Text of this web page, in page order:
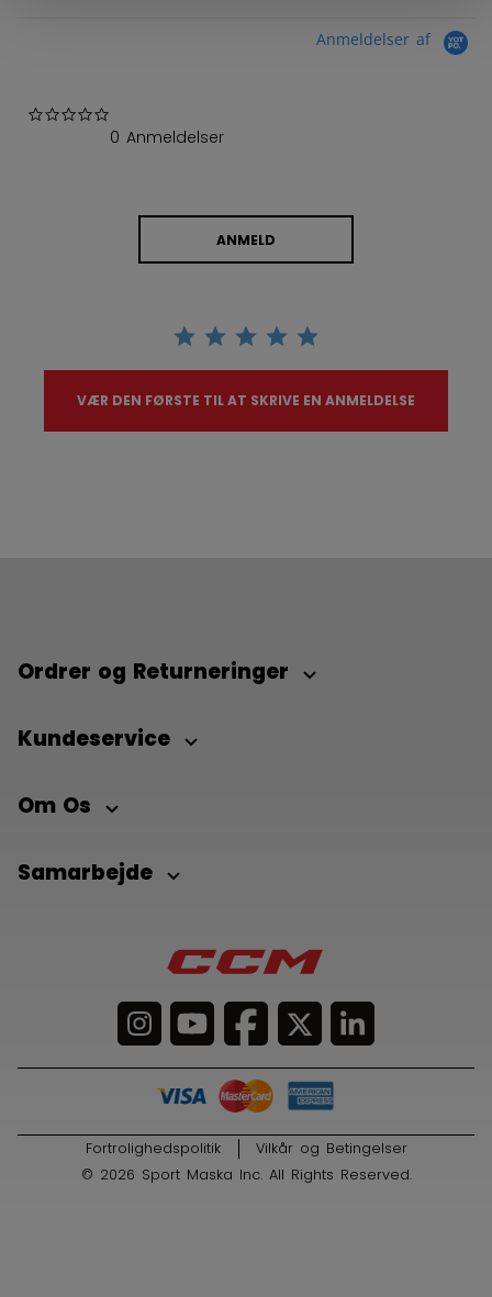
Anmeldelser af
0 Anmeldelser
ANMELD
VÆR DEN FØRSTE TIL AT SKRIVE EN ANMELDELSE
Ordrer og Returneringer
Kundeservice
Om Os
Samarbejde
© 2026 Sport Maska Inc. All Rights Reserved.
Fortrolighedspolitik Vilkår og Betingelser